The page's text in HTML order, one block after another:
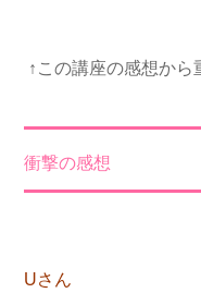
↑この講座の感想から
衝撃の感想
Uさん